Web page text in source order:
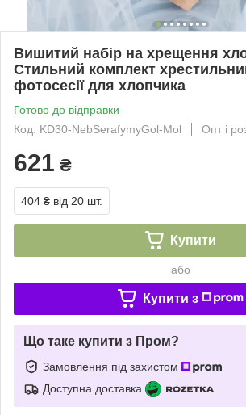
Вишитий набір на хрещення
Стильний комплект
фотосесії для хлопчика
Готово до відправки
Код: KD30-NebSerafymyGol-Mol
Опт і
621 ₴
404 ₴ від 20 шт.
Купити
або
Купити з
Що таке купити з Пром?
Замовлення під захистом
Доступна доставка